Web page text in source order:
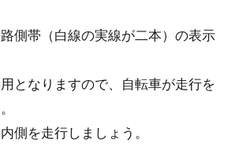
側帯（白線の実線が二本）の表示
となりますので、自転車が走行を
側を走行しましょう。